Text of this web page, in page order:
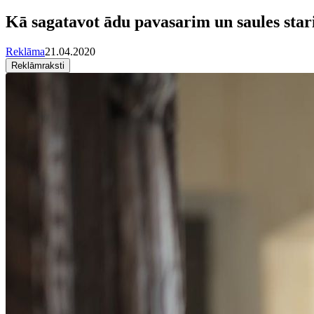
Kā sagatavot ādu pavasarim un saules
Reklāma21.04.2020
Reklāmraksti